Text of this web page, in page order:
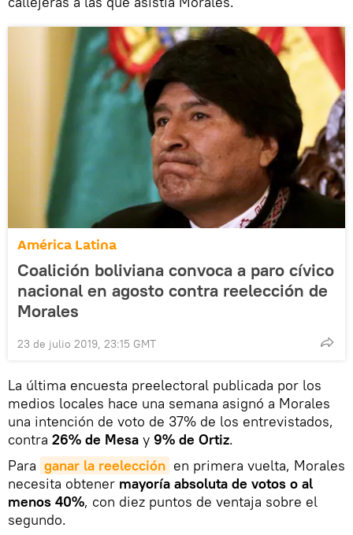
América Latina
Coalición boliviana convoca a paro cívico
nacional en agosto contra reelección de
Morales
23 de julio 2019, 23:15 GMT
La última encuesta preelectoral publicada por los
medios locales hace una semana asignó a Morales
una intención de voto de 37% de los entrevistados,
contra 26% de Mesa y 9% de Ortiz.
Para ganar la reelección en primera vuelta, Morales
necesita obtener mayoría absoluta de votos o al
menos 40%, con diez puntos de ventaja sobre el
segundo.